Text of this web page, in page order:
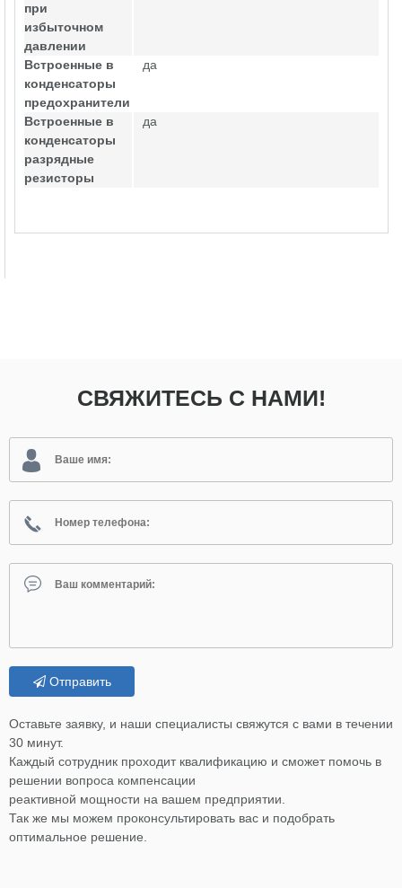
при
избыточном
давлении
Встроенные в
конденсаторы
предохранители
да
Встроенные в
конденсаторы
разрядные
резисторы
да
СВЯЖИТЕСЬ С НАМИ!
Отправить
Оставьте заявку, и наши специалисты свяжутся с вами в течении
30 минут.
Каждый сотрудник проходит квалификацию и сможет помочь в
решении вопроса компенсации
реактивной мощности на вашем предприятии.
Так же мы можем проконсультировать вас и подобрать
оптимальное решение.